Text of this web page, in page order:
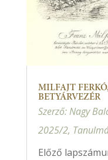
MILFAJT
BETYÁRVEZÉR
Szerző:Nagy
2025/2,
Előző